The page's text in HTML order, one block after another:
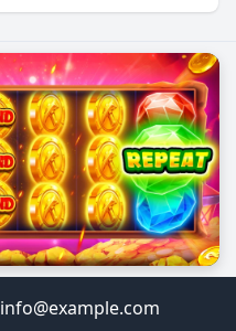
info@example.com